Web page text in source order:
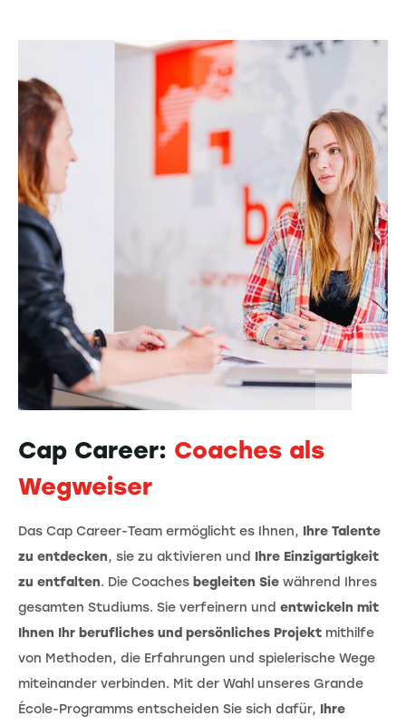
Cap Career: Coaches als
Wegweiser
Das Cap Career-Team ermöglicht es Ihnen, Ihre Talente
zu entdecken, sie zu aktivieren und Ihre Einzigartigkeit
zu entfalten. Die Coaches begleiten Sie während Ihres
gesamten Studiums. Sie verfeinern und entwickeln mit
Ihnen Ihr berufliches und persönliches Projekt mithilfe
von Methoden, die Erfahrungen und spielerische Wege
miteinander verbinden. Mit der Wahl unseres Grande
École-Programms entscheiden Sie sich dafür, Ihre